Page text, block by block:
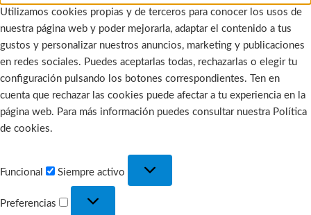
Utilizamos cookies propias y de terceros para conocer los usos de
nuestra página web y poder mejorarla, adaptar el contenido a tus
gustos y personalizar nuestros anuncios, marketing y publicaciones
en redes sociales. Puedes aceptarlas todas, rechazarlas o elegir tu
configuración pulsando los botones correspondientes. Ten en
cuenta que rechazar las cookies puede afectar a tu experiencia en la
página web. Para más información puedes consultar nuestra Política
de cookies.
Funcional Siempre activo
Preferencias